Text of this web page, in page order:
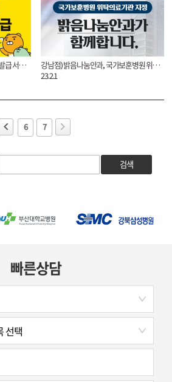
전지점) 카카오페이 의료증명서 발급 서비스 도입
강남점) 밝음나눔안과, 국가보훈병원 위탁의료기관 지정
23.2.1
6 7
검색
빠른상담